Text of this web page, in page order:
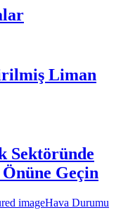
Liman
Sektöründe
Geçin
Hava Durumu